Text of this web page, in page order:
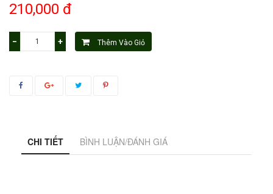
210,000 đ
− + Thêm Vào Giỏ
CHI TIẾT BÌNH LUẬN/ĐÁNH GIÁ